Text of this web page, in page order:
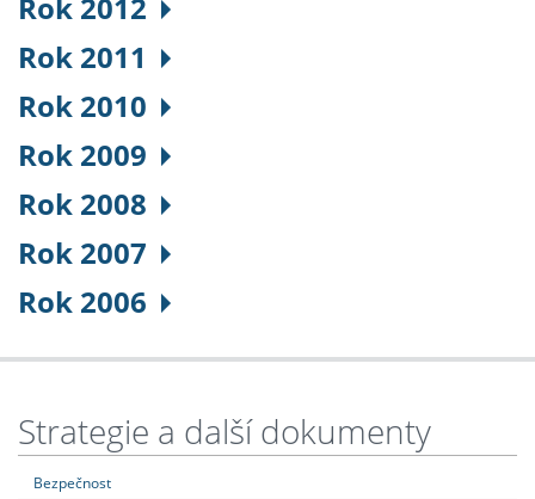
Rok 2011
Rok 2010
Rok 2009
Rok 2008
Rok 2007
Rok 2006
Strategie a další dokumenty
Bezpečnost